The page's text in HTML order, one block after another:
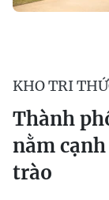
KHO TRI
Thành
nằm
trào